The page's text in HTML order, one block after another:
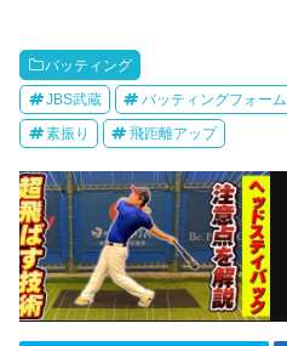
バッティング
JBS武蔵 バッティングフォーム
素振り 飛距離アップ